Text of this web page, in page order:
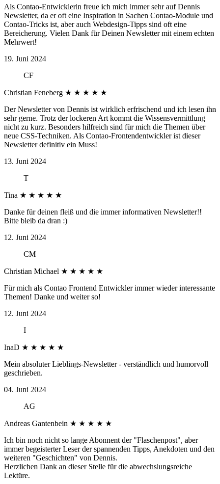
Als Contao-Entwicklerin freue ich mich immer sehr auf Dennis
Newsletter, da er oft eine Inspiration in Sachen Contao-Module und
Contao-Tricks ist, aber auch Webdesign-Tipps sind oft eine
Bereicherung. Vielen Dank für Deinen Newsletter mit einem echten
Mehrwert!
19. Juni 2024
CF
Christian Feneberg ★ ★ ★ ★ ★
Der Newsletter von Dennis ist wirklich erfrischend und ich lesen ihn
sehr gerne. Trotz der lockeren Art kommt die Wissensvermittlung
nicht zu kurz. Besonders hilfreich sind für mich die Themen über
neue CSS-Techniken. Als Contao-Frontendentwickler ist dieser
Newsletter definitiv ein Muss!
13. Juni 2024
T
Tina ★ ★ ★ ★ ★
Danke für deinen fleiß und die immer informativen Newsletter!!
Bitte bleib da dran :)
12. Juni 2024
CM
Christian Michael ★ ★ ★ ★ ★
Für mich als Contao Frontend Entwickler immer wieder interessante
Themen! Danke und weiter so!
12. Juni 2024
I
InaD ★ ★ ★ ★ ★
Mein absoluter Lieblings-Newsletter - verständlich und humorvoll
geschrieben.
04. Juni 2024
AG
Andreas Gantenbein ★ ★ ★ ★ ★
Ich bin noch nicht so lange Abonnent der "Flaschenpost", aber
immer begeisterter Leser der spannenden Tipps, Anekdoten und den
weiteren "Geschichten" von Dennis.
Herzlichen Dank an dieser Stelle für die abwechslungsreiche
Lektüre.